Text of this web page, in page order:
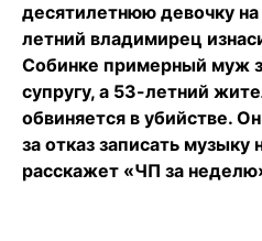
десятилетнюю девочку
летний владимирец
Собинке примерный муж
супругу, а 53-летний
обвиняется в убийстве.
за отказ записать
расскажет «ЧП за